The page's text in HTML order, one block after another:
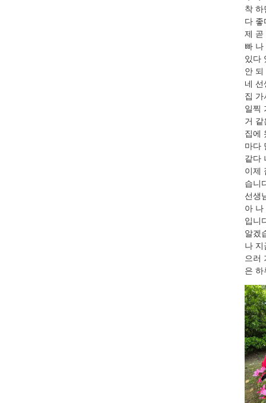
착
다
제 곧
빠
있다
안
네
집
일찍
거
집에
마다
같다
이제
습니
선생
아
입니
알겠
나
으러
은